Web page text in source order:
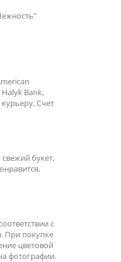
Halyk Bank,
Счет
букет,
с
При покупке
цветовой
фотографии.